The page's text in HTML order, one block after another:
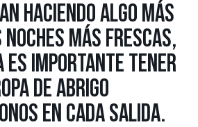
HACIENDO ALGO MÁS
MÁS FRESCAS,
ES IMPORTANTE TENER
DE ABRIGO
EN CADA SALIDA.